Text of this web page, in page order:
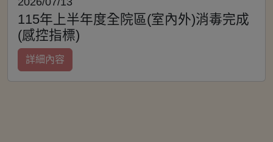
115年上半年度全院區(室內外)消毒完成
(感控指標)
詳細內容